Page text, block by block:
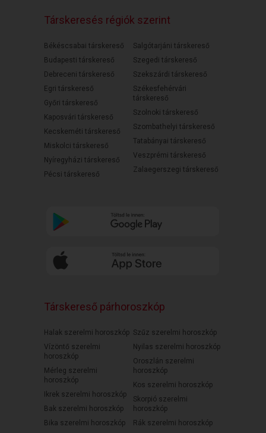
Társkeresés régiók szerint
Békéscsabai társkereső
Budapesti társkereső
Debreceni társkereső
Egri társkereső
Győri társkereső
Kaposvári társkereső
Kecskeméti társkereső
Miskolci társkereső
Nyíregyházi társkereső
Pécsi társkereső
Salgótarjáni társkereső
Szegedi társkereső
Szekszárdi társkereső
Székesfehérvári
társkereső
Szolnoki társkereső
Szombathelyi társkereső
Tatabányai társkereső
Veszprémi társkereső
Zalaegerszegi társkereső
Társkereső párhoroszkóp
Halak szerelmi horoszkóp
Vízöntő szerelmi
horoszkóp
Mérleg szerelmi
horoszkóp
Ikrek szerelmi horoszkóp
Bak szerelmi horoszkóp
Bika szerelmi horoszkóp
Szűz szerelmi horoszkóp
Nyilas szerelmi horoszkóp
Oroszlán szerelmi
horoszkóp
Kos szerelmi horoszkóp
Skorpió szerelmi
horoszkóp
Rák szerelmi horoszkóp